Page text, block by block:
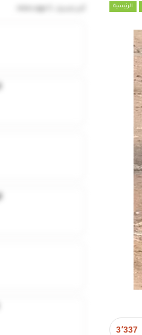
الرئيسية
3٬337